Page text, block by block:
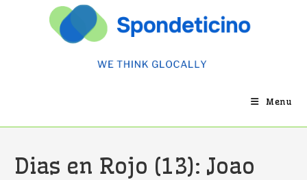
Menu
Dias en Rojo (13): Joao